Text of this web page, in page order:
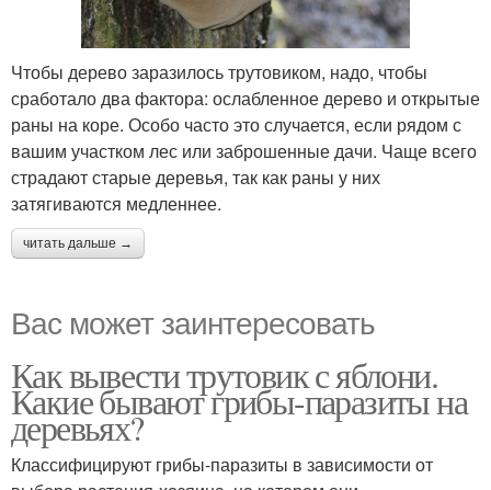
Чтобы дерево заразилось трутовиком, надо, чтобы
сработало два фактора: ослабленное дерево и открытые
раны на коре. Особо часто это случается, если рядом с
вашим участком лес или заброшенные дачи. Чаще всего
страдают старые деревья, так как раны у них
затягиваются медленнее.
читать дальше →
Вас может заинтересовать
Как вывести трутовик с яблони.
Какие бывают грибы-паразиты на
деревьях?
Классифицируют грибы-паразиты в зависимости от